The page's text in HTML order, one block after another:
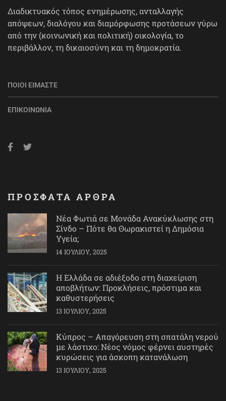
Διαδικτυακός τόπος ενημέρωσης, ανταλλαγής
απόψεων, διαλόγου και διαμόρφωσης προτάσεων γύρω
από την (κοινωνική και πολιτική) οικολογία, το
περιβάλλον, τη δικαιοσύνη και τη δημοκρατία.
ΠΟΙΟΙ ΕΊΜΑΣΤΕ
ΕΠΙΚΟΙΝΩΝΊΑ
ΠΡΟΣΦΑΤΑ ΑΡΘΡΑ
Νέα Φωτιά σε Μονάδα Ανακύκλωσης στη
Σίνδο – Πότε θα Θωρακιστεί η Δημόσια
Υγεία;
14 ΙΟΥΛΊΟΥ, 2025
Η Ελλάδα σε αδιέξοδο στη διαχείριση
αποβλήτων: Προκλήσεις, πρόστιμα και
καθυστερήσεις
13 ΙΟΥΛΊΟΥ, 2025
Κύπρος – Απαγόρευση στη σπατάλη νερού
με λάστιχο: Νέος νόμος φέρνει αυστηρές
κυρώσεις για άσκοπη κατανάλωση
13 ΙΟΥΛΊΟΥ, 2025